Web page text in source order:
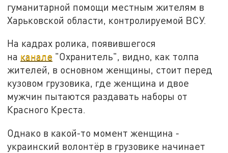
гуманитарной помощи местным жителям в
Харьковской области, контролируемой ВСУ.
На кадрах ролика, появившегося
на канале "Охранитель", видно, как толпа
жителей, в основном женщины, стоит перед
кузовом грузовика, где женщина и двое
мужчин пытаются раздавать наборы от
Красного Креста.
Однако в какой-то момент женщина -
украинский волонтёр в грузовике начинает